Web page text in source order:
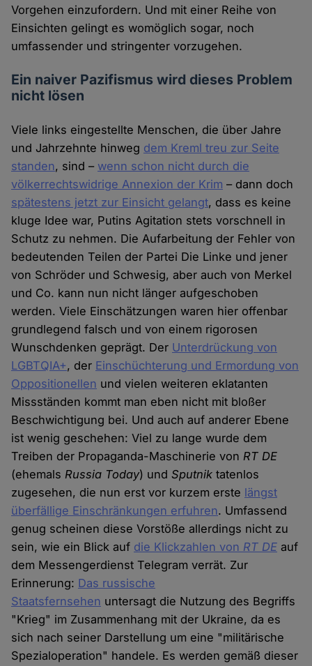
Vorgehen einzufordern. Und mit einer Reihe von
Einsichten gelingt es womöglich sogar, noch
umfassender und stringenter vorzugehen.
Ein naiver Pazifismus wird dieses Problem
nicht lösen
Viele links eingestellte Menschen, die über Jahre
und Jahrzehnte hinweg dem Kreml treu zur Seite
standen, sind – wenn schon nicht durch die
völkerrechtswidrige Annexion der Krim – dann doch
spätestens jetzt zur Einsicht gelangt, dass es keine
kluge Idee war, Putins Agitation stets vorschnell in
Schutz zu nehmen. Die Aufarbeitung der Fehler von
bedeutenden Teilen der Partei Die Linke und jener
von Schröder und Schwesig, aber auch von Merkel
und Co. kann nun nicht länger aufgeschoben
werden. Viele Einschätzungen waren hier offenbar
grundlegend falsch und von einem rigorosen
Wunschdenken geprägt. Der Unterdrückung von
LGBTQIA+, der Einschüchterung und Ermordung von
Oppositionellen und vielen weiteren eklatanten
Missständen kommt man eben nicht mit bloßer
Beschwichtigung bei. Und auch auf anderer Ebene
ist wenig geschehen: Viel zu lange wurde dem
Treiben der Propaganda-Maschinerie vonRT DE
(ehemalsRussia Today) undSputnik tatenlos
zugesehen, die nun erst vor kurzem erste längst
überfällige Einschränkungen erfuhren. Umfassend
genug scheinen diese Vorstöße allerdings nicht zu
sein, wie ein Blick auf die Klickzahlen von RT DE auf
dem Messengerdienst Telegram verrät. Zur
Erinnerung: Das russische
Staatsfernsehen untersagt die Nutzung des Begriffs
"Krieg" im Zusammenhang mit der Ukraine, da es
sich nach seiner Darstellung um eine "militärische
Spezialoperation" handele. Es werden gemäß dieser